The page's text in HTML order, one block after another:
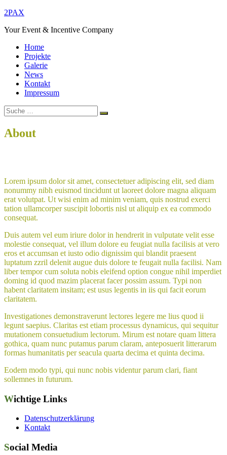
Zum
springen
2PAX
Your Event & Incentive Company
Home
Projekte
Galerie
News
Kontakt
Impressum
Suche
nach:
Suchen
About
Lorem ipsum dolor sit amet, consectetuer adipiscing elit, sed diam
nonummy nibh euismod tincidunt ut laoreet dolore magna aliquam
erat volutpat. Ut wisi enim ad minim veniam, quis nostrud exerci
tation ullamcorper suscipit lobortis nisl ut aliquip ex ea commodo
consequat.
Duis autem vel eum iriure dolor in hendrerit in vulputate velit esse
molestie consequat, vel illum dolore eu feugiat nulla facilisis at vero
eros et accumsan et iusto odio dignissim qui blandit praesent
luptatum zzril delenit augue duis dolore te feugait nulla facilisi. Nam
liber tempor cum soluta nobis eleifend option congue nihil imperdiet
doming id quod mazim placerat facer possim assum. Typi non
habent claritatem insitam; est usus legentis in iis qui facit eorum
claritatem.
Investigationes demonstraverunt lectores legere me lius quod ii
legunt saepius. Claritas est etiam processus dynamicus, qui sequitur
mutationem consuetudium lectorum. Mirum est notare quam littera
gothica, quam nunc putamus parum claram, anteposuerit litterarum
formas humanitatis per seacula quarta decima et quinta decima.
Eodem modo typi, qui nunc nobis videntur parum clari, fiant
sollemnes in futurum.
Wichtige Links
Datenschutzerklärung
Kontakt
Social Media